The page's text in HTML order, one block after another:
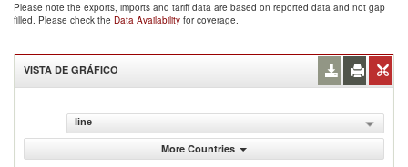
Please note the exports, imports and tariff data are based on reported data and not gap
filled. Please check the Data Availability for coverage.
VISTA DE GRÁFICO
line
More Countries